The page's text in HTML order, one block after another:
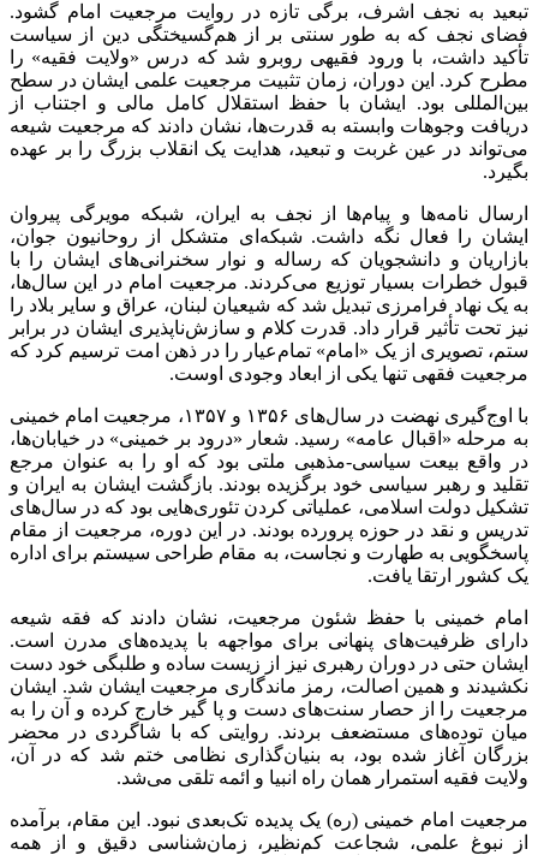
تبعید به نجف اشرف، برگی تازه در روایت مرجعیت امام گشود.
فضای نجف که به طور سنتی بر از هم‌گسیختگی دین از سیاست
تأکید داشت، با ورود فقیهی روبرو شد که درس «ولایت فقیه» را
مطرح کرد. این دوران، زمان تثبیت مرجعیت علمی ایشان در سطح
بین‌المللی بود. ایشان با حفظ استقلال کامل مالی و اجتناب از
دریافت وجوهات وابسته به قدرت‌ها، نشان دادند که مرجعیت شیعه
می‌تواند در عین غربت و تبعید، هدایت یک انقلاب بزرگ را بر عهده
بگیرد.
ارسال نامه‌ها و پیام‌ها از نجف به ایران، شبکه مویرگی پیروان
ایشان را فعال نگه داشت. شبکه‌ای متشکل از روحانیون جوان،
بازاریان و دانشجویان که رساله و نوار سخنرانی‌های ایشان را با
قبول خطرات بسیار توزیع می‌کردند. مرجعیت امام در این سال‌ها،
به یک نهاد فرامرزی تبدیل شد که شیعیان لبنان، عراق و سایر بلاد را
نیز تحت تأثیر قرار داد. قدرت کلام و سازش‌ناپذیری ایشان در برابر
ستم، تصویری از یک «امام» تمام‌عیار را در ذهن امت ترسیم کرد که
مرجعیت فقهی تنها یکی از ابعاد وجودی اوست.
با اوج‌گیری نهضت در سال‌های ۱۳۵۶ و ۱۳۵۷، مرجعیت امام خمینی
به مرحله «اقبال عامه» رسید. شعار «درود بر خمینی» در خیابان‌ها،
در واقع بیعت سیاسی-مذهبی ملتی بود که او را به عنوان مرجع
تقلید و رهبر سیاسی خود برگزیده بودند. بازگشت ایشان به ایران و
تشکیل دولت اسلامی، عملیاتی کردن تئوری‌هایی بود که در سال‌های
تدریس و نقد در حوزه پرورده بودند. در این دوره، مرجعیت از مقام
پاسخگویی به طهارت و نجاست، به مقام طراحی سیستم برای اداره
یک کشور ارتقا یافت.
امام خمینی با حفظ شئون مرجعیت، نشان دادند که فقه شیعه
دارای ظرفیت‌های پنهانی برای مواجهه با پدیده‌های مدرن است.
ایشان حتی در دوران رهبری نیز از زیست ساده و طلبگی خود دست
نکشیدند و همین اصالت، رمز ماندگاری مرجعیت ایشان شد. ایشان
مرجعیت را از حصار سنت‌های دست و پا گیر خارج کرده و آن را به
میان توده‌های مستضعف بردند. روایتی که با شاگردی در محضر
بزرگان آغاز شده بود، به بنیان‌گذاری نظامی ختم شد که در آن،
ولایت فقیه استمرار همان راه انبیا و ائمه تلقی می‌شد.
مرجعیت امام خمینی (ره) یک پدیده تک‌بعدی نبود. این مقام، برآمده
از نبوغ علمی، شجاعت کم‌نظیر، زمان‌شناسی دقیق و از همه